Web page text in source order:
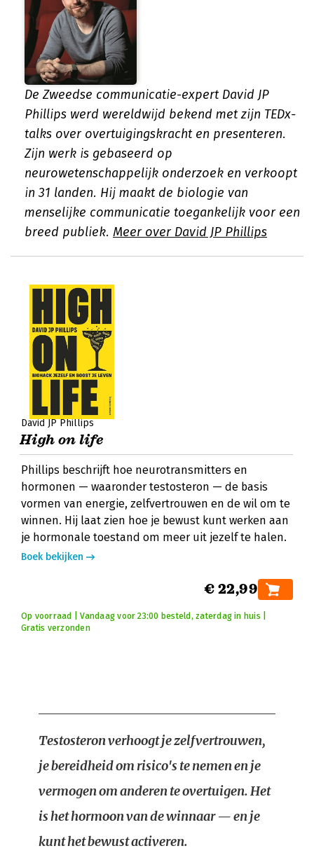
De Zweedse communicatie-expert David JP
Phillips werd wereldwijd bekend met zijn TEDx-
talks over overtuigingskracht en presenteren.
Zijn werk is gebaseerd op
neurowetenschappelijk onderzoek en verkoopt
in 31 landen. Hij maakt de biologie van
menselijke communicatie toegankelijk voor een
breed publiek. Meer over David JP Phillips
David JP Phillips
High on life
Phillips beschrijft hoe neurotransmitters en
hormonen — waaronder testosteron — de basis
vormen van energie, zelfvertrouwen en de wil om te
winnen. Hij laat zien hoe je bewust kunt werken aan
je hormonale toestand om meer uit jezelf te halen.
Boek bekijken
€ 22,99
Op voorraad | Vandaag voor 23:00 besteld, zaterdag in huis |
Gratis verzonden
Testosteron verhoogt je zelfvertrouwen,
je bereidheid om risico's te nemen en je
vermogen om anderen te overtuigen. Het
is het hormoon van de winnaar — en je
kunt het bewust activeren.